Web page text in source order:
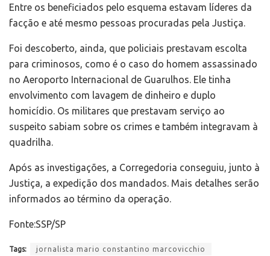
Entre os beneficiados pelo esquema estavam líderes da
facção e até mesmo pessoas procuradas pela Justiça.
Foi descoberto, ainda, que policiais prestavam escolta
para criminosos, como é o caso do homem assassinado
no Aeroporto Internacional de Guarulhos. Ele tinha
envolvimento com lavagem de dinheiro e duplo
homicídio. Os militares que prestavam serviço ao
suspeito sabiam sobre os crimes e também integravam à
quadrilha.
Após as investigações, a Corregedoria conseguiu, junto à
Justiça, a expedição dos mandados. Mais detalhes serão
informados ao término da operação.
Fonte:SSP/SP
Tags: jornalista mario constantino marcovicchio